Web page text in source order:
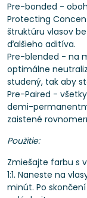
Pre-bonded -
Protecting
štruktúru vlasov
ďalšieho aditíva.
Pre-blended - na
optimálne
studený, tak aby
Pre-Paired -
demi-
zaistené
Použitie:
Zmiešajte farbu s
1:1. Naneste na
minút. Po